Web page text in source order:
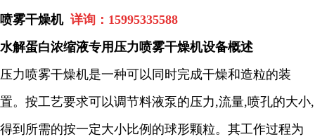
喷雾干燥机 详询： 15995335588
水解蛋白浓缩液专用 压力喷雾干燥机设备概述
压力喷雾干燥机是一种可以同时完成干燥和造粒的装
置。按工艺要求可以调节料液泵的压力,流量,喷孔的大小,
得到所需的按一定大小比例的球形颗粒。其工作过程为